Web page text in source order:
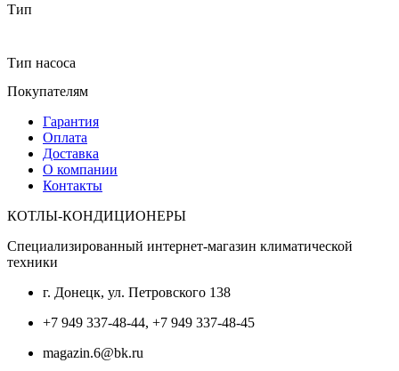
Тип
Тип насоса
Покупателям
Гарантия
Оплата
Доставка
О компании
Контакты
КОТЛЫ-КОНДИЦИОНЕРЫ
Специализированный интернет-магазин климатической
техники
г. Донецк, ул. Петровского 138
+7 949 337-48-44, +7 949 337-48-45
magazin.6@bk.ru